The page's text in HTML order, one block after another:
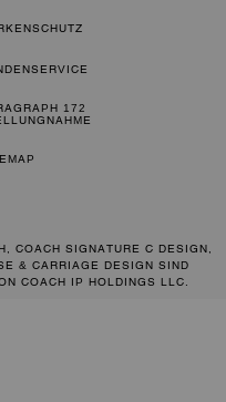
172
COACH SIGNATURE C DESIGN,
& CARRIAGE DESIGN SIND
COACH IP HOLDINGS LLC.